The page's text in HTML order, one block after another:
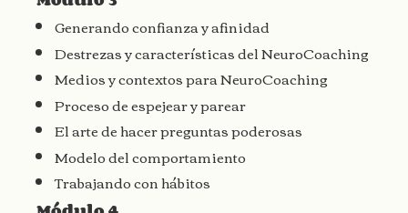
Generando confianza y afinidad
Destrezas y características del NeuroCoaching
Medios y contextos para NeuroCoaching
Proceso de espejear y parear
El arte de hacer preguntas poderosas
Modelo del comportamiento
Trabajando con hábitos